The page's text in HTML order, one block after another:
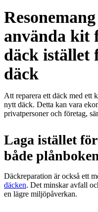
använda kit
däck istället
däck
Att reparera ett däck med ett
nytt däck. Detta kan vara
privatpersoner och företag,
Laga istället
både
Däckreparation är också ett
däcken. Det minskar avfall
en lägre miljöpåverkan.